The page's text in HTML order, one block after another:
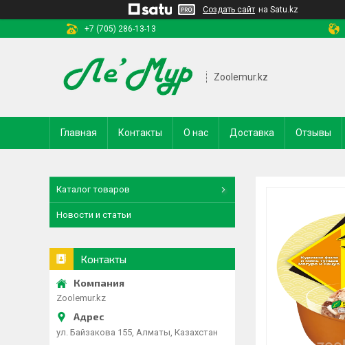
Создать сайт на Satu.kz
+7 (705) 286-13-13
Zoolemur.kz
Главная Контакты О нас Доставка Отзывы
Каталог товаров
Новости и статьи
Контакты
Zoolemur.kz
ул. Байзакова 155, Алматы, Казахстан